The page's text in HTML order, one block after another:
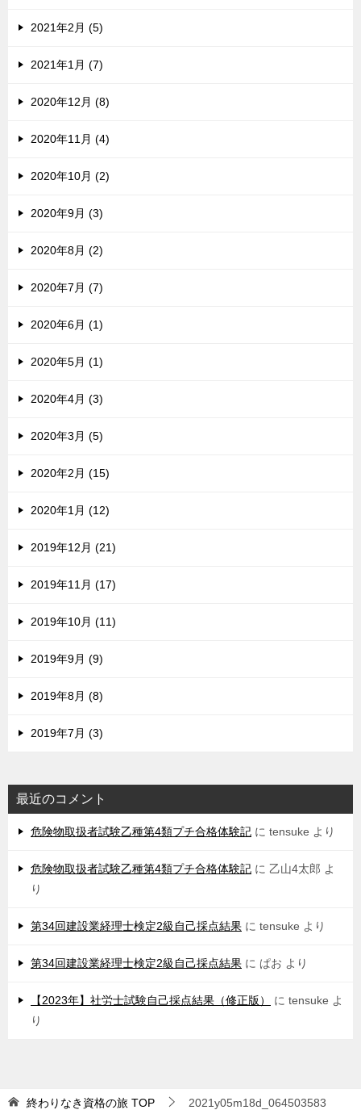
2021年2月 (5)
2021年1月 (7)
2020年12月 (8)
2020年11月 (4)
2020年10月 (2)
2020年9月 (3)
2020年8月 (2)
2020年7月 (7)
2020年6月 (1)
2020年5月 (1)
2020年4月 (3)
2020年3月 (5)
2020年2月 (15)
2020年1月 (12)
2019年12月 (21)
2019年11月 (17)
2019年10月 (11)
2019年9月 (9)
2019年8月 (8)
2019年7月 (3)
最近のコメント
危険物取扱者試験乙種第4類プチ合格体験記 に tensuke より
危険物取扱者試験乙種第4類プチ合格体験記 に 乙山4太郎 よ
り
第34回建設業経理士検定2級自己採点結果 に tensuke より
第34回建設業経理士検定2級自己採点結果 に ぱお より
【2023年】社労士試験自己採点結果（修正版） に tensuke よ
り
終わりなき資格の旅 TOP 2021y05m18d_064503583